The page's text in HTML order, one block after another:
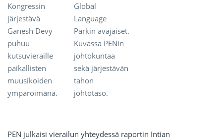
Kongressin
järjestävä
Ganesh Devy
puhuu
kutsuvieraille
paikallisten
muusikoiden
ympäröimänä.
Global
Language
Parkin avajaiset.
Kuvassa PENin
johtokuntaa
sekä järjestävän
tahon
johtotaso.
PEN julkaisi vierailun yhteydessä raportin Intian